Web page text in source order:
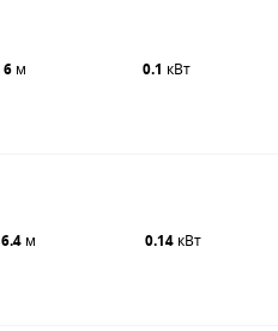
6 м 0.1 кВт
6.4 м 0.14 кВт